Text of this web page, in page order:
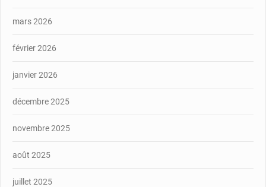
mars 2026
février 2026
janvier 2026
décembre 2025
novembre 2025
août 2025
juillet 2025